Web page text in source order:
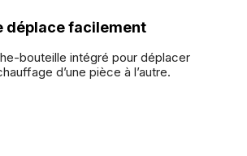
déplace facilement
bouteille intégré pour déplacer
d’une pièce à l’autre.